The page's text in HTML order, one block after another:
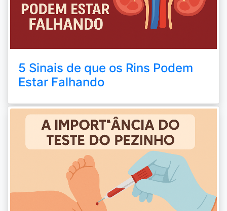
5 Sinais de que os Rins Podem
Estar Falhando